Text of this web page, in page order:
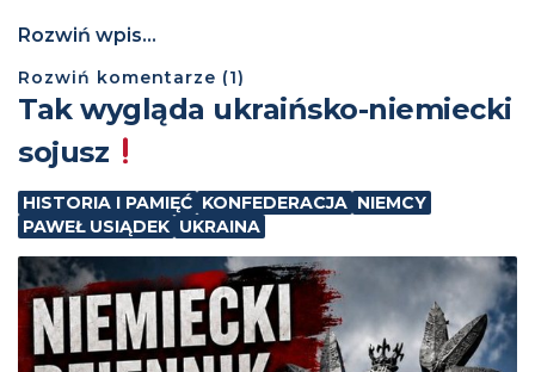
Rozwiń wpis...
Rozwiń komentarze (1)
Tak wygląda ukraińsko-niemiecki
sojusz
HISTORIA I PAMIĘĆ KONFEDERACJA NIEMCY
PAWEŁ USIĄDEK UKRAINA